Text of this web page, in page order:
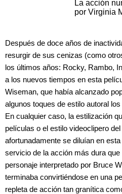
La acción
por Virginia
Después de doce años de
resurgir de sus cenizas (como
los últimos años: Rocky, Rambo,
a los nuevos tiempos en esta
Wiseman, que había alcanzado
algunos toques de estilo autoral
En cualquier caso, la estilización
películas o el estilo videoclipero
afortunadamente se diluían en
servicio de la acción más dura
personaje interpretado por Bruce
terminaba convirtiéndose en una
repleta de acción tan granítica